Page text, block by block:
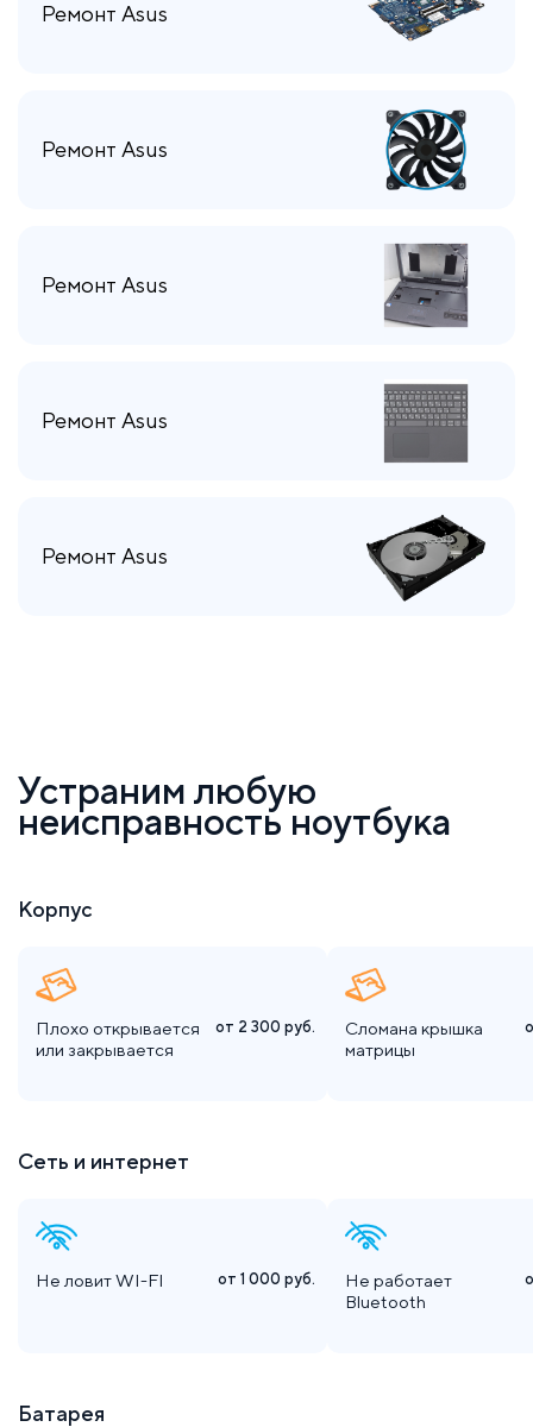
Ремонт Asus
Ремонт Asus
Ремонт Asus
Ремонт Asus
Ремонт Asus
Устраним любую
неисправность ноутбука
Корпус
Плохо открывается
или закрывается
от 2 300 руб.
Сломана крышка
матрицы
Сеть и интернет
Не ловит WI-FI от 1 000 руб.
Не работает
Bluetooth
Батарея